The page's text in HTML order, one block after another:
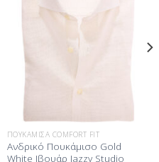
ΠΟΥΚΆΜΙΣΑ COMFORT FIT
Ανδρικό Πουκάμισο Gold
White Ιβουάρ Jazzy Studio